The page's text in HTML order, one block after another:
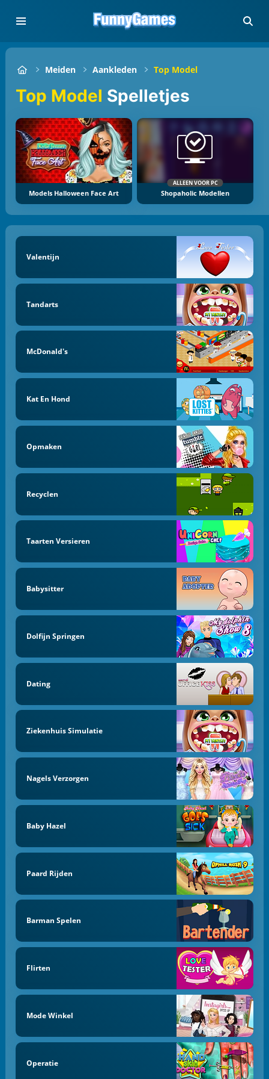
Meiden Aankleden Top Model
Top Model Spelletjes
Models Halloween Face Art
ALLEEN VOOR PC
Shopaholic Modellen
Valentijn
Tandarts
McDonald's
Kat En Hond
Opmaken
Recyclen
Taarten Versieren
Babysitter
Dolfijn Springen
Dating
Ziekenhuis Simulatie
Nagels Verzorgen
Baby Hazel
Paard Rijden
Barman Spelen
Flirten
Mode Winkel
Operatie